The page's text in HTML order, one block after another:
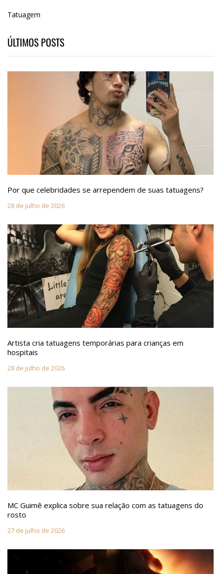
Tatuagem
ÚLTIMOS POSTS
Por que celebridades se arrependem de suas tatuagens?
28 de julho de 2026
Artista cria tatuagens temporárias para crianças em
hospitais
28 de julho de 2026
MC Guimê explica sobre sua relação com as tatuagens do
rosto
27 de julho de 2026